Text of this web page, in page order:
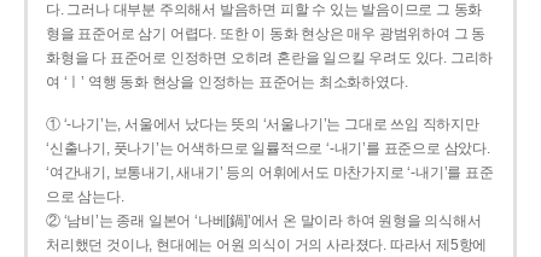
다. 그러나 대부분 주의해서 발음하면 피할 수 있는 발음이므로 그 동화
형을 표준어로 삼기 어렵다. 또한 이 동화 현상은 매우 광범위하여 그 동
화형을 다 표준어로 인정하면 오히려 혼란을 일으킬 우려도 있다. 그리하
여 ‘ㅣ’ 역행 동화 현상을 인정하는 표준어는 최소화하였다.
① ‘-나기’는, 서울에서 났다는 뜻의 ‘서울나기’는 그대로 쓰임 직하지만
‘신출나기, 풋나기’는 어색하므로 일률적으로 ‘-내기’를 표준으로 삼았다.
‘여간내기, 보통내기, 새내기’ 등의 어휘에서도 마찬가지로 ‘-내기’를 표준
으로 삼는다.
② ‘남비’는 종래 일본어 ‘나베[鍋]’에서 온 말이라 하여 원형을 의식해서
처리했던 것이나, 현대에는 어원 의식이 거의 사라졌다. 따라서 제5항에